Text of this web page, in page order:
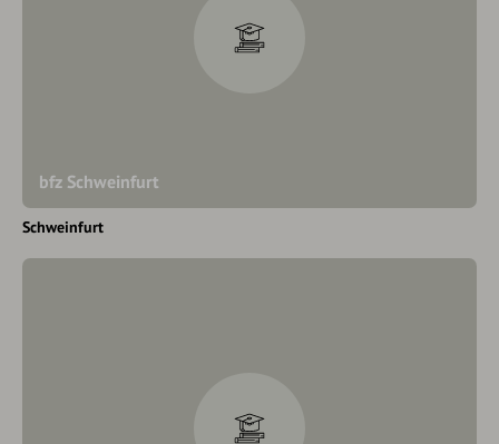
bfz Schweinfurt
Schweinfurt